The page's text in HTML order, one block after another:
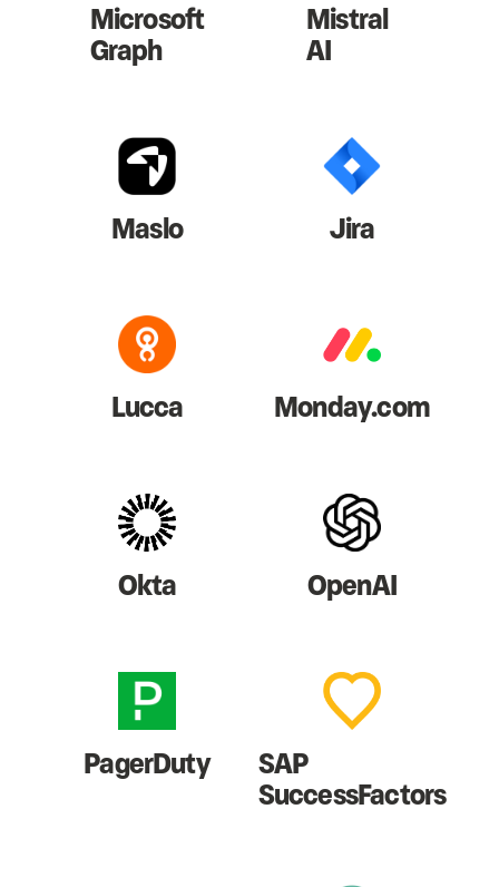
Microsoft
Graph
Mistral
AI
Maslo Jira
Lucca Monday.com
Okta OpenAI
PagerDuty SAP
SuccessFactors